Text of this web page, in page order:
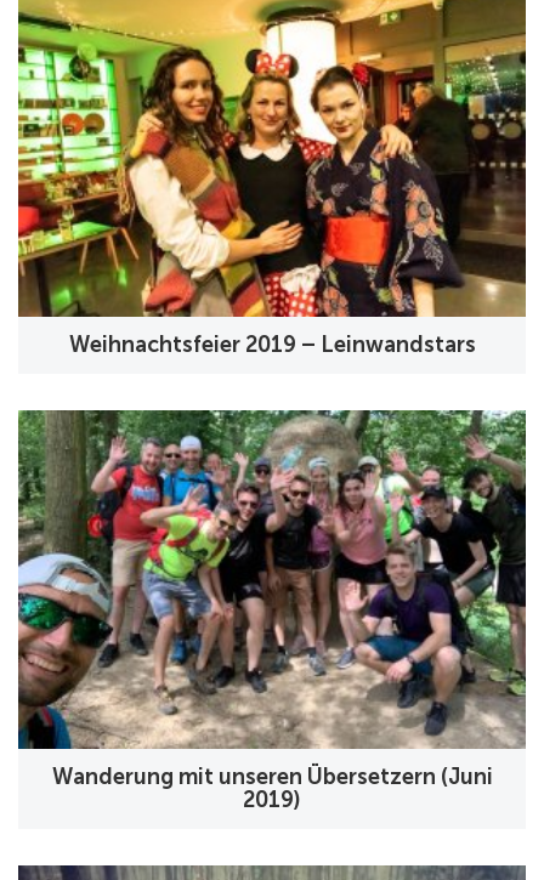
Weihnachtsfeier 2019 – Leinwandstars
Wanderung mit unseren Übersetzern (Juni
2019)